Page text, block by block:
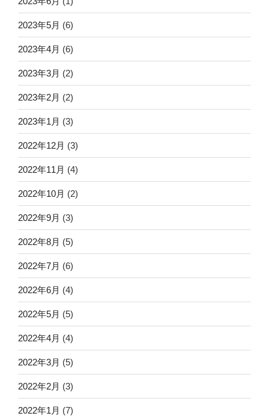
2023年5月 (6)
2023年4月 (6)
2023年3月 (2)
2023年2月 (2)
2023年1月 (3)
2022年12月 (3)
2022年11月 (4)
2022年10月 (2)
2022年9月 (3)
2022年8月 (5)
2022年7月 (6)
2022年6月 (4)
2022年5月 (5)
2022年4月 (4)
2022年3月 (5)
2022年2月 (3)
2022年1月 (7)